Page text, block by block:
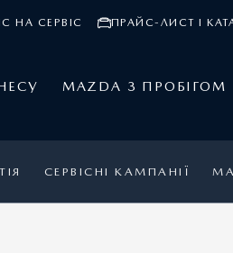
НА СЕРВІС ПРАЙС-ЛИСТ І
MAZDA З ПРОБІГОМ
СЕРВІСНІ КАМПАНІЇ